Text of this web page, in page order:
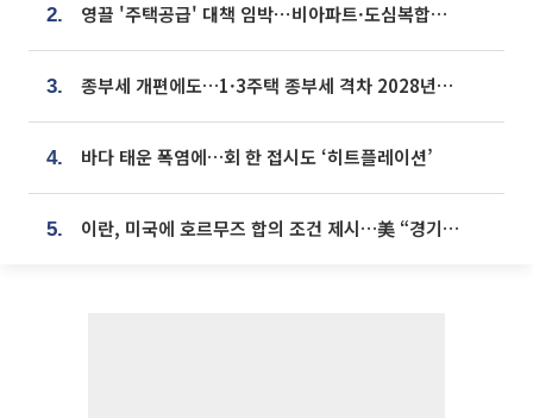
2. 영끌 '주택공급' 대책 임박⋯비아파트·도심복합까지 총동원
3. 종부세 개편에도…1·3주택 종부세 격차 2028년부터 확대
4. 바다 태운 폭염에…회 한 접시도 ‘히트플레이션’
5. 이란, 미국에 호르무즈 합의 조건 제시…美 “경기 아직 안 끝나” [종합]